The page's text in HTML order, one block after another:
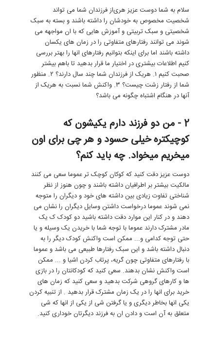
سلام به شما دوست عزیز هری‌‌از فرزندان شما می تواند
شخصیت مخصوص به خودشان را داشته باشند و بسته به سبک
شخصیتی و سبک تربیتی و آموزش هایی که با ان مواجهه می
شوند می توانند رفتارهای متفاوتی را در زمان های یکسان
داشته باشند اما برای اینکه بتوانیم رفتارهای انها را بهتر بررسی
کنیم اطلاعات بیشتری در اختیار ما قرار بدهید تا باهم بیشتر
صحبت کنیم ۱. هریک از فرزندان شما چند سال دارند؟ ۲. منظور
شما از رفتار زشت چیست؟ ۳. واکنش شما نسبت به هریک از
آنها در هنگام اشتباه چگونه می باشد؟
2 - من دو فرزند دارم یکیشون که
کوچیکتره خیلی حسود و هر چی برای اون
میخریم میخواد. چه باید کنم؟
دوست عزیز دقت کنید که کوکان کوچک تر عموما سعی می کنند
مالکیت بیشتر بر اطرافیان داشته باشند و چون هنوز از نظر
شناختی تفاوت زیادی بین داشته های خود و دیگران را متوجه
نمی شوند عموما درخواست داشتن وسایل دیگران را نشان می
دهند و در کنار این موارد دقت داشته باشید دو کودک ک یک
مادر مشترک دارند عموما با توجه شما با خریدن یک وسیله و یا
حتی توجه کدامی و... ممکن است واکنش کودک دیگر را به
دنبال داشته باشد و این سبک رفتارها طبیعی می باشد و عموما
با رفتارهای متفاوتی چون گریه، پرتاب کردن اشیا و ... ممکن
است واکنش نشان بدهند. سعی کنید که کودکانتان را در بازی
ها و کارهای گروهی شرکت بدهید و سعی کنید که زمان های
خرید برای انها را در یک زمان مشترک قرار بدهید . از تنبیه کردن
یکی انها بخاطر دیگری و یا گرفتن شی از یکی از انها که شی
متعلق به آن است و دادن ان به فرزند دیگرتان خوداری کنید.